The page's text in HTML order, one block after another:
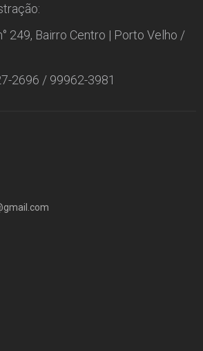
249, Bairro Centro | Porto Velho /
2696 / 99962-3981